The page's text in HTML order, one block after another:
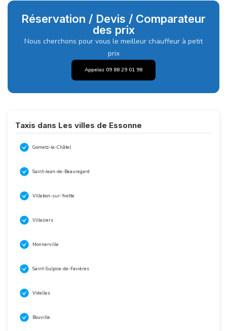
Réservation / Devis / Comparateur
des prix
Nous cherchons pour vous le meilleur chauffeur à petit
prix
Appelez 09 88 29 01 98
Taxis dans Les villes de Essonne
Gometz-le-Châtel
Saint-Jean-de-Beauregard
Villebon-sur-Yvette
Villeziers
Monnerville
Saint-Sulpice-de-Favières
Videlles
Bouville